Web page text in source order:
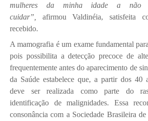
mulheres da minha idade a não
cuidar”,
afirmou Valdinéia, satisfeita
recebido.
A mamografia é um exame fundamental
pois possibilita a detecção precoce de
frequentemente antes do aparecimento de
da Saúde estabelece que, a partir dos 40
deve ser realizada como parte do
identificação de malignidades. Essa
consonância com a Sociedade Brasileira